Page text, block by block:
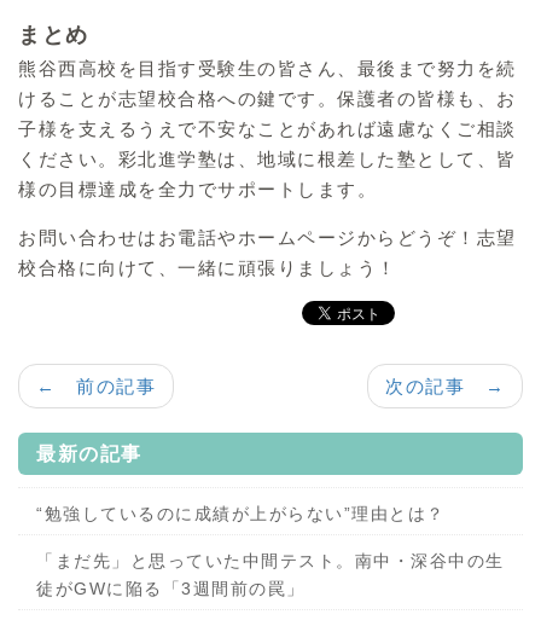
まとめ
熊谷西高校を目指す受験生の皆さん、最後まで努力を続
けることが志望校合格への鍵です。保護者の皆様も、お
子様を支えるうえで不安なことがあれば遠慮なくご相談
ください。彩北進学塾は、地域に根差した塾として、皆
様の目標達成を全力でサポートします。
お問い合わせはお電話やホームページからどうぞ！志望
校合格に向けて、一緒に頑張りましょう！
次の記事 →
← 前の記事
最新の記事
“勉強しているのに成績が上がらない”理由とは？
「まだ先」と思っていた中間テスト。南中・深谷中の生
徒がGWに陥る「3週間前の罠」